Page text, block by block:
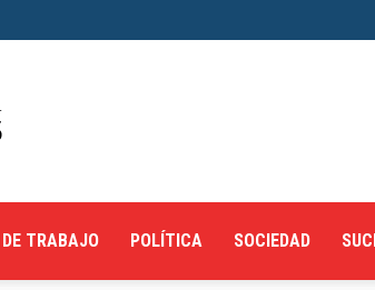
TRABAJO POLÍTICA SOCIEDAD